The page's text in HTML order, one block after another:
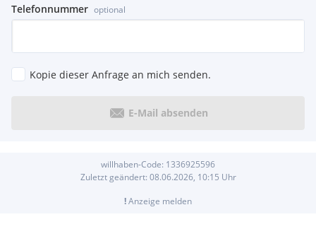
Telefonnummer optional
Kopie dieser Anfrage an mich senden.
E-Mail absenden
willhaben-Code: 1336925596
Zuletzt geändert: 08.06.2026, 10:15 Uhr
!Anzeige melden